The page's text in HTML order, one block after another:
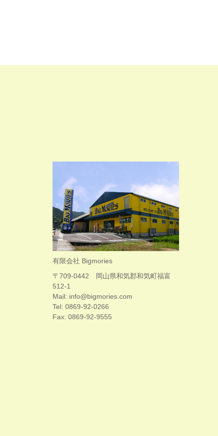
有限会社 Bigmories
〒709-0442 岡山県和気郡和気町福富
512-1
Mail: info@bigmories.com
Tel: 0869-92-0266
Fax: 0869-92-9555